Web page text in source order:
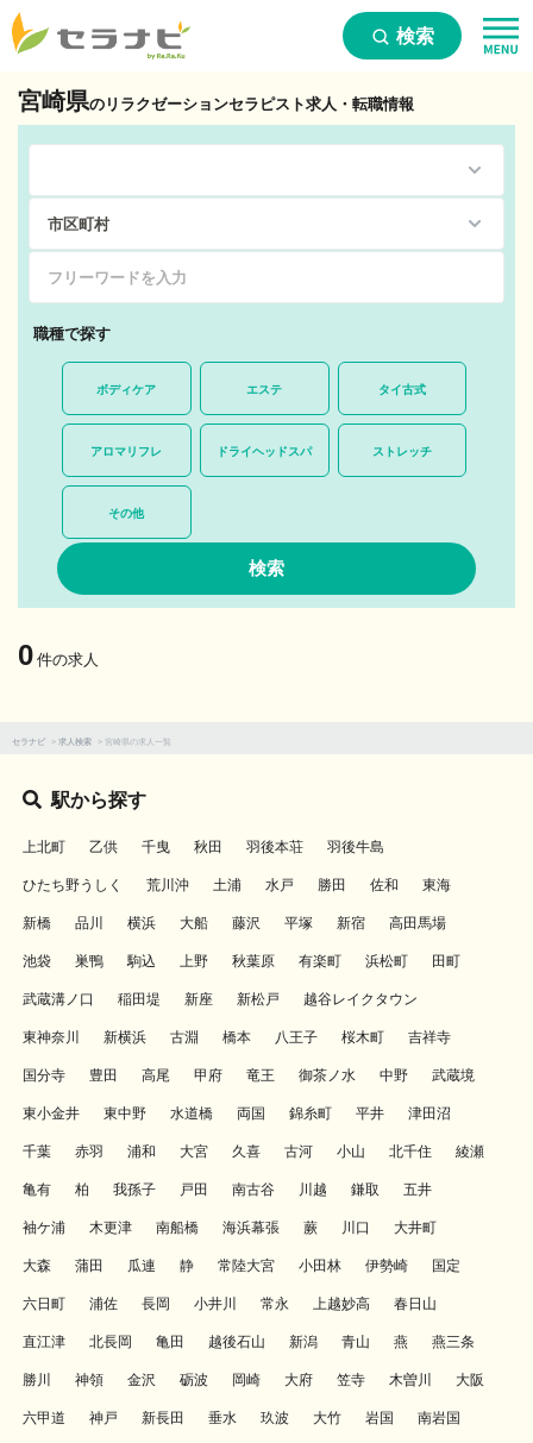
検索
宮崎県のリラクゼーションセラピスト求人・転職情報
職種で探す
ボディケア エステ タイ古式
アロマリフレ ドライヘッドスパ ストレッチ
その他
0 件の求人
セラナビ > 求人検索 > 宮崎県の求人一覧
駅から探す
上北町 乙供 千曳 秋田 羽後本荘 羽後牛島
ひたち野うしく 荒川沖 土浦 水戸 勝田 佐和 東海
新橋 品川 横浜 大船 藤沢 平塚 新宿 高田馬場
池袋 巣鴨 駒込 上野 秋葉原 有楽町 浜松町 田町
武蔵溝ノ口 稲田堤 新座 新松戸 越谷レイクタウン
東神奈川 新横浜 古淵 橋本 八王子 桜木町 吉祥寺
国分寺 豊田 高尾 甲府 竜王 御茶ノ水 中野 武蔵境
東小金井 東中野 水道橋 両国 錦糸町 平井 津田沼
千葉 赤羽 浦和 大宮 久喜 古河 小山 北千住 綾瀬
亀有 柏 我孫子 戸田 南古谷 川越 鎌取 五井
袖ケ浦 木更津 南船橋 海浜幕張 蕨 川口 大井町
大森 蒲田 瓜連 静 常陸大宮 小田林 伊勢崎 国定
六日町 浦佐 長岡 小井川 常永 上越妙高 春日山
直江津 北長岡 亀田 越後石山 新潟 青山 燕 燕三条
勝川 神領 金沢 砺波 岡崎 大府 笠寺 木曽川 大阪
六甲道 神戸 新長田 垂水 玖波 大竹 岩国 南岩国